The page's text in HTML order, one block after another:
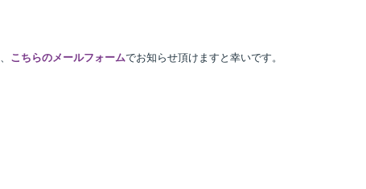
こちらのメールフォームでお知らせ頂けますと幸いです。